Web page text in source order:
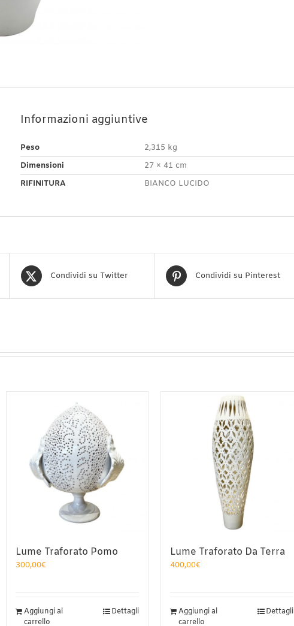
Informazioni aggiuntive
Peso
2,315 kg
Dimensioni
27 × 41 cm
RIFINITURA
BIANCO LUCIDO
Condividi su Twitter Condividi su Pinterest
Lume Traforato Pomo
300,00€
Aggiungi al
carrello
Dettagli
Lume Traforato Da Terra
400,00€
Aggiungi al
carrello
Dettagli